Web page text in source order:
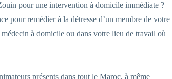
pour une intervention à domicile immédiate ?
pour remédier à la détresse d’un membre de votre
à domicile ou dans votre lieu de travail où
présents dans tout le Maroc, à même